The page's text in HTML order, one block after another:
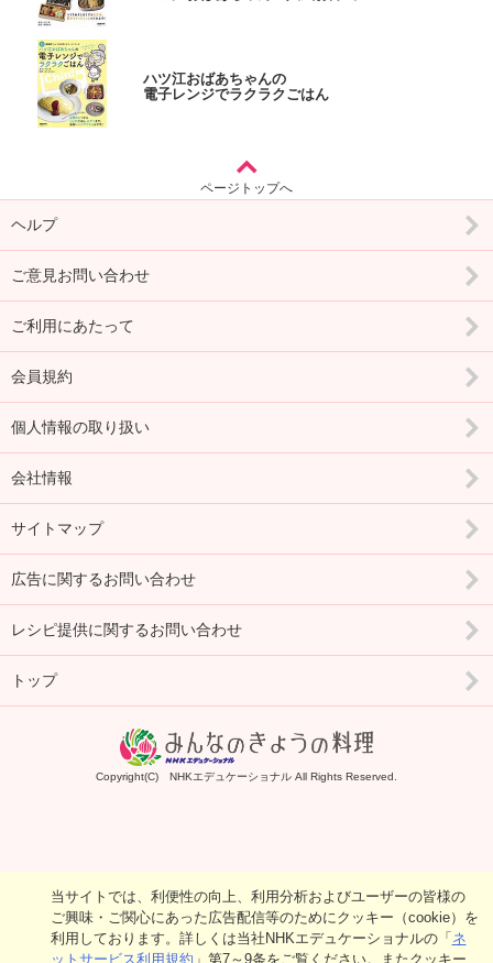
ハツ江おばあちゃんの
電子レンジでラクラクごはん
ページトップへ
ヘルプ
ご意見お問い合わせ
ご利用にあたって
会員規約
個人情報の取り扱い
会社情報
サイトマップ
広告に関するお問い合わせ
レシピ提供に関するお問い合わせ
トップ
Copyright(C) NHKエデュケーショナル All Rights Reserved.
当サイトでは、利便性の向上、利用分析およびユーザーの皆様の
ご興味・ご関心にあった広告配信等のためにクッキー（cookie）を
利用しております。詳しくは当社NHKエデュケーショナルの「ネ
ットサービス利用規約 」第7～9条をご覧ください。またクッキー